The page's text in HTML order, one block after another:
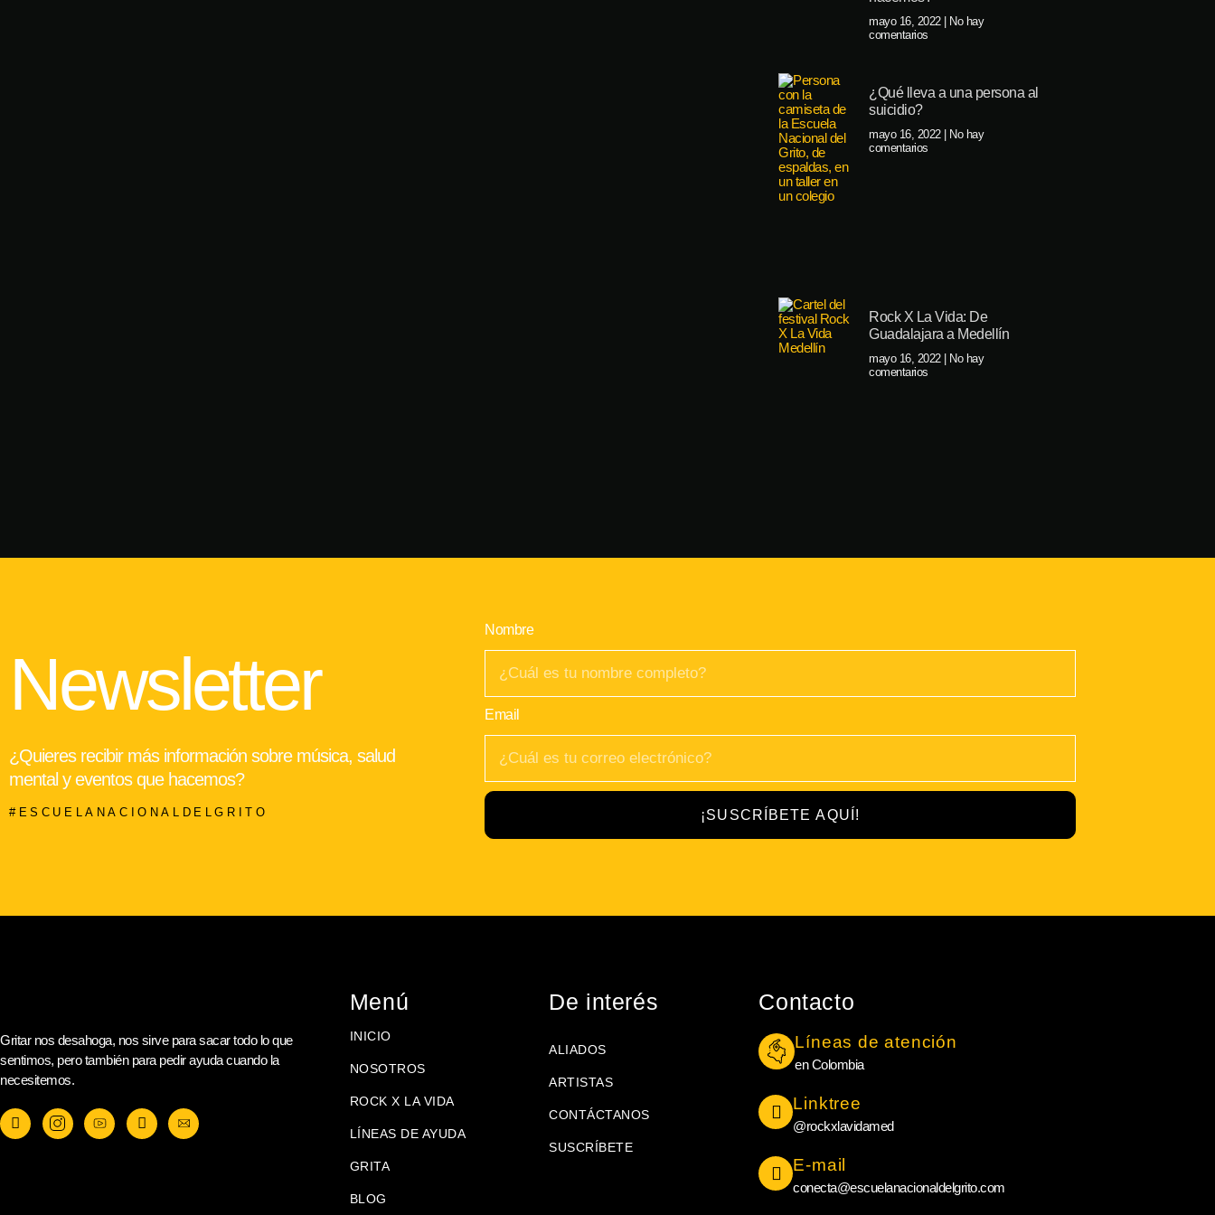
mayo 16, 2022 No hay
comentarios
¿Qué lleva a una persona al
suicidio?
mayo 16, 2022 No hay
comentarios
Rock X La Vida: De
Guadalajara a Medellín
mayo 16, 2022 No hay
comentarios
Newsletter
¿Quieres recibir más información sobre música, salud
mental y eventos que hacemos?
#ESCUELANACIONALDELGRITO
Nombre
Email
¡SUSCRÍBETE AQUÍ!
Gritar nos desahoga, nos sirve para sacar todo lo que
sentimos, pero también para pedir ayuda cuando la
necesitemos.
Menú
INICIO
NOSOTROS
ROCK X LA VIDA
LÍNEAS DE AYUDA
GRITA
BLOG
De interés
ALIADOS
ARTISTAS
CONTÁCTANOS
SUSCRÍBETE
Contacto
Líneas de atención
en Colombia
Linktree
@rockxlavidamed
E-mail
conecta@escuelanacionaldelgrito.com